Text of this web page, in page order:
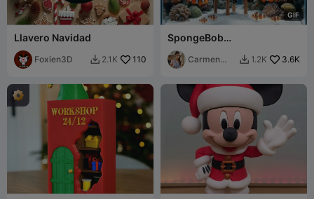
Llavero Navidad
Foxien3D  2.1K 110
GIF
SpongeBob
Weihnachtsversion
Carmen
 1.2K 3.6K